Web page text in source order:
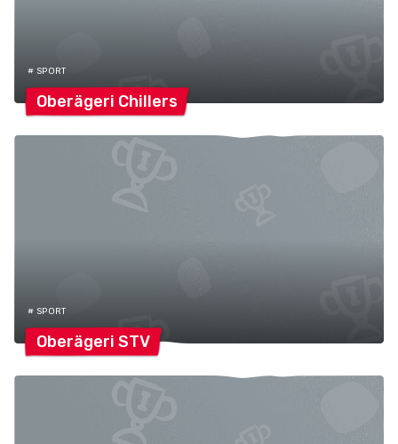
# SPORT
Oberägeri Chillers
# SPORT
Oberägeri STV